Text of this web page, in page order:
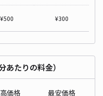
¥500 ¥300
あたりの料金）
価格 最安価格